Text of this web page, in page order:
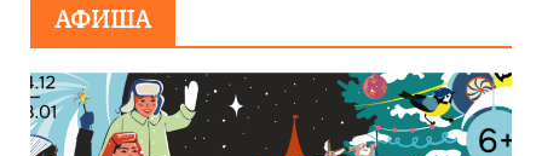
АФИША